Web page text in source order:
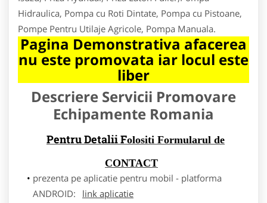
Hidraulica, Pompa cu Roti Dintate, Pompa cu Pistoane,
Pompe Pentru Utilaje Agricole, Pompa Manuala.
Pagina Demonstrativa afacerea
nu este promovata iar locul este
liber
Descriere Servicii Promovare
Echipamente Romania
Pentru Detalii Folositi Formularul de
CONTACT
prezenta pe aplicatie pentru mobil - platforma
ANDROID:
link aplicatie